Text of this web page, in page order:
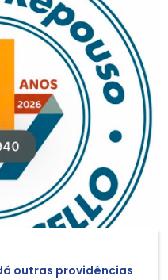
outras providências